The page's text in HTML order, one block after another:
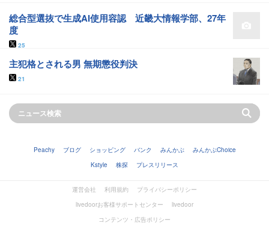
総合型選抜で生成AI使用容認 近畿大情報学部、27年
度
25
主犯格とされる男 無期懲役判決
21
Peachy ブログ ショッピング バンク みんかぶ
みんかぶChoice
Kstyle
株探 プレスリリース
運営会社 利用規約
プライバシーポリシー
livedoorお客様サポートセンター
livedoor
コンテンツ・広告ポリシー